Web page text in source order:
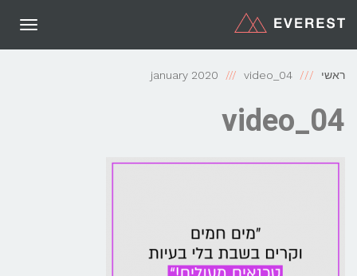
ראשי january 2020 video_04
video_04